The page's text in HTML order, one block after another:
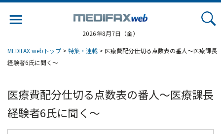
2026年8月7日（金）
MEDIFAX webトップ > 特集・連載 > 医療費配分仕切る点数表の番人～医療課長
経験者6氏に聞く～
医療費配分仕切る点数表の番人～医療課長
経験者6氏に聞く～